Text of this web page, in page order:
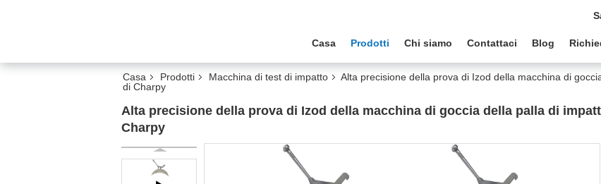
Casa Prodotti Chi siamo Contattaci Blog
Casa Prodotti Macchina di test di impatto
Alta precisione della prova di Izod della macchina di
di Charpy
Alta precisione della prova di Izod della macchina di goccia della palla di
Charpy